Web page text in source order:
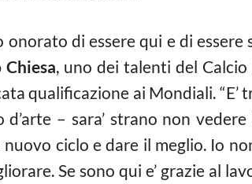
onorato di essere qui e di
Chiesa, uno dei talenti del
qualificazione ai Mondiali. “E’
– sara’ strano non
ciclo e dare il meglio. Io
Se sono qui e’ grazie al